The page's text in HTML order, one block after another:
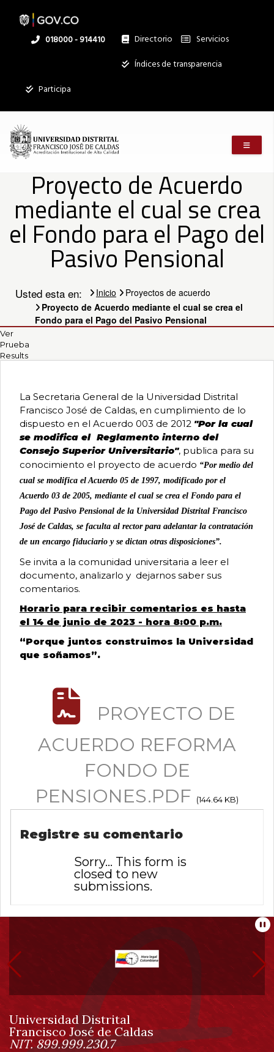
Proyecto
de
Acuerdo
mediante
cual
se
crea
el
Fondo
para
el
Pago
del
Pasivo
Pensional
Universidad
Distrital
Francisco
José
de
Caldas
contenido
Linea
018000 - 914410 Directorio
Institucional
Servicios
Índices de transparencia
Participa
Proyecto de Acuerdo
mediante el cual se crea
el Fondo para el Pago del
Pasivo Pensional
Usted esta en: Inicio
Proyectos de acuerdo
Proyecto de Acuerdo mediante el cual se crea el
Fondo para el Pago del Pasivo Pensional
Primary
Ver
Prueba
Results
La Secretaria General de la Universidad Distrital
Francisco José de Caldas, en cumplimiento de lo
dispuesto en el Acuerdo 003 de 2012 "Por la cual
se modifica el Reglamento interno del
Consejo Superior Universitario", publica para su
conocimiento el proyecto de acuerdo “Por medio del
cual se modifica el Acuerdo 05 de 1997, modificado por el
Acuerdo 03 de 2005, mediante el cual se crea el Fondo para el
Pago del Pasivo Pensional de la Universidad Distrital Francisco
José de Caldas, se faculta al rector para adelantar la contratación
de un encargo fiduciario y se dictan otras disposiciones”.
Se invita a la comunidad universitaria a leer el
documento, analizarlo y dejarnos saber sus
comentarios.
Horario para recibir comentarios es hasta
el 14 de junio de 2023 - hora 8:00 p.m.
“Porque juntos construimos la Universidad
que soñamos”.
PROYECTO DE
ACUERDO REFORMA
FONDO DE
PENSIONES.PDF
(144.64 KB)
Registre su comentario
Mensaje
estado
Sorry… This form is
closed to new
submissions.
Información
pie
de
página
Información
Universidad Distrital
Francisco José de Caldas
NIT. 899.999.230.7